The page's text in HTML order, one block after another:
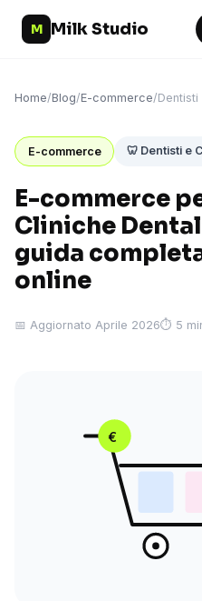
M Milk Studio
Home/Blog/E-commerce/
E-commerce 🦷 Dentisti e
E-commerce
Cliniche
guida
online
📅 Aggiornato Aprile 2026⏱ 5
€